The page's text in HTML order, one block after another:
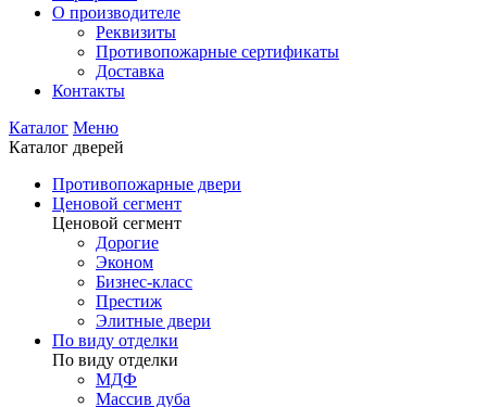
О производителе
Реквизиты
Противопожарные сертификаты
Доставка
Контакты
Каталог Меню
Каталог дверей
Противопожарные двери
Ценовой сегмент
Ценовой сегмент
Дорогие
Эконом
Бизнес-класс
Престиж
Элитные двери
По виду отделки
По виду отделки
МДФ
Массив дуба